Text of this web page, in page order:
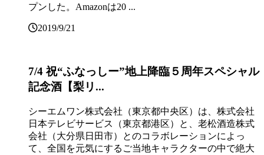
プンした。Amazonは20 ...
2019/9/21
7/4 祝“ふなっしー”地上降臨５周年スペシャル
記念酒【梨リ...
シーエムワン株式会社（東京都中央区）は、株式会社
日本テレビサービス（東京都港区）と、老松酒造株式
会社（大分県日田市）とのコラボレーションによっ
て、全国を元気にするご当地キャラクターの中で絶大